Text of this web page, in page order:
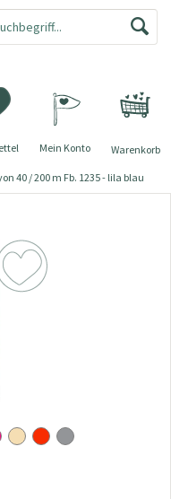
Warenkorb
Mein Konto
40 / 200 m Fb. 1235 - lila blau